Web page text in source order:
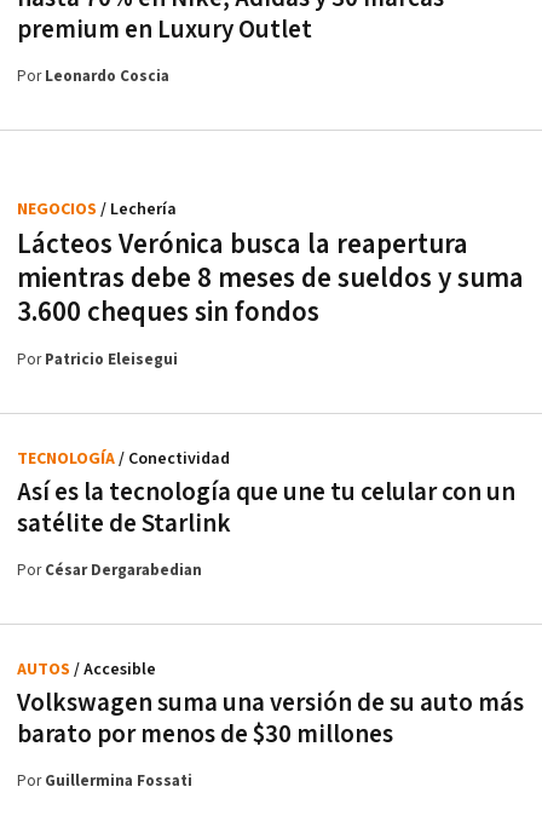
premium en Luxury Outlet
PorLeonardo Coscia
Lácteos Verónica busca la reapertura
mientras debe 8 meses de sueldos y suma
3.600 cheques sin fondos
NEGOCIOS / Lechería
PorPatricio Eleisegui
Así es la tecnología que une tu celular con un
satélite de Starlink
TECNOLOGÍA/ Conectividad
PorCésar Dergarabedian
Volkswagen suma una versión de su auto más
barato por menos de $30 millones
AUTOS / Accesible
PorGuillermina Fossati